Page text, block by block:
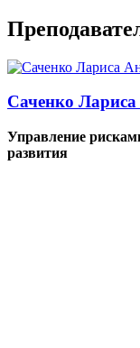
Саченко
Управление
развития